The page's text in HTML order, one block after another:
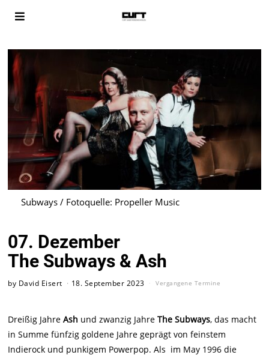
Subways / Fotoquelle: Propeller Music
07. Dezember
The Subways & Ash
by David Eisert 18. September 2023 Vergangene Termine
Dreißig JahreAsh und zwanzig JahreThe Subways, das macht
in Summe fünfzig goldene Jahre geprägt von feinstem
Indierock und punkigem Powerpop. Als im May 1996 die